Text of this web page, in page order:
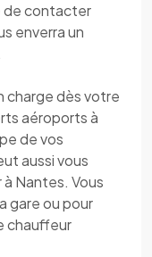
de contacter
enverra un
charge dès votre
aéroports à
de vos
aussi vous
Nantes. Vous
gare ou pour
chauffeur